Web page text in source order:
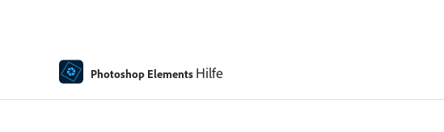
Photoshop Elements Hilfe
Arbeitsbereich – Grundlagen